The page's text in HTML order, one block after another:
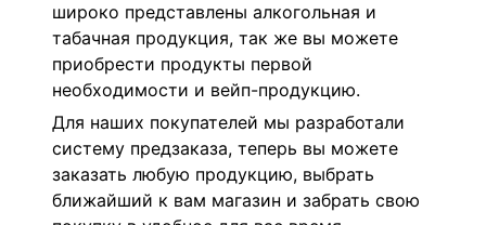
широко представлены алкогольная и
табачная продукция, так же вы можете
приобрести продукты первой
необходимости и вейп-продукцию.
Для наших покупателей мы разработали
систему предзаказа, теперь вы можете
заказать любую продукцию, выбрать
ближайший к вам магазин и забрать свою